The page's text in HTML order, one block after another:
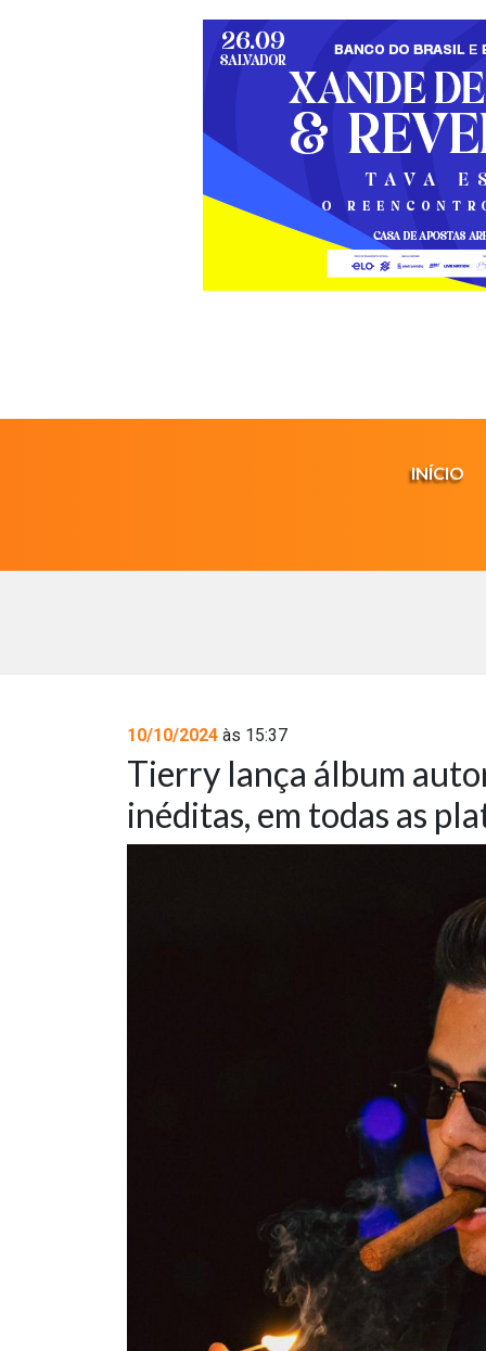
INÍCIO
10/10/2024 às 15:37
Tierry lança álbum
inéditas, em todas as